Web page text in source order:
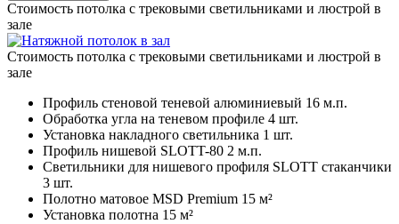
Стоимость потолка с трековыми светильниками и люстрой в
зале
Стоимость потолка с трековыми светильниками и люстрой в
зале
Профиль стеновой теневой алюминиевый 16 м.п.
Обработка угла на теневом профиле 4 шт.
Установка накладного светильника 1 шт.
Профиль нишевой SLOTT-80 2 м.п.
Светильники для нишевого профиля SLOTT стаканчики
3 шт.
Полотно матовое MSD Premium 15 м²
Установка полотна 15 м²